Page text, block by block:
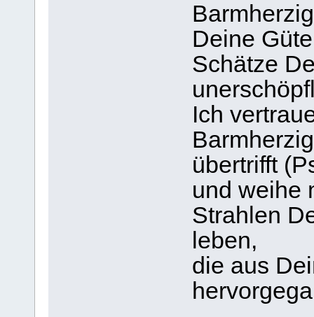
Deine
Schätze
Ich
übertrifft
und weihe
Strahlen
leben,
die aus